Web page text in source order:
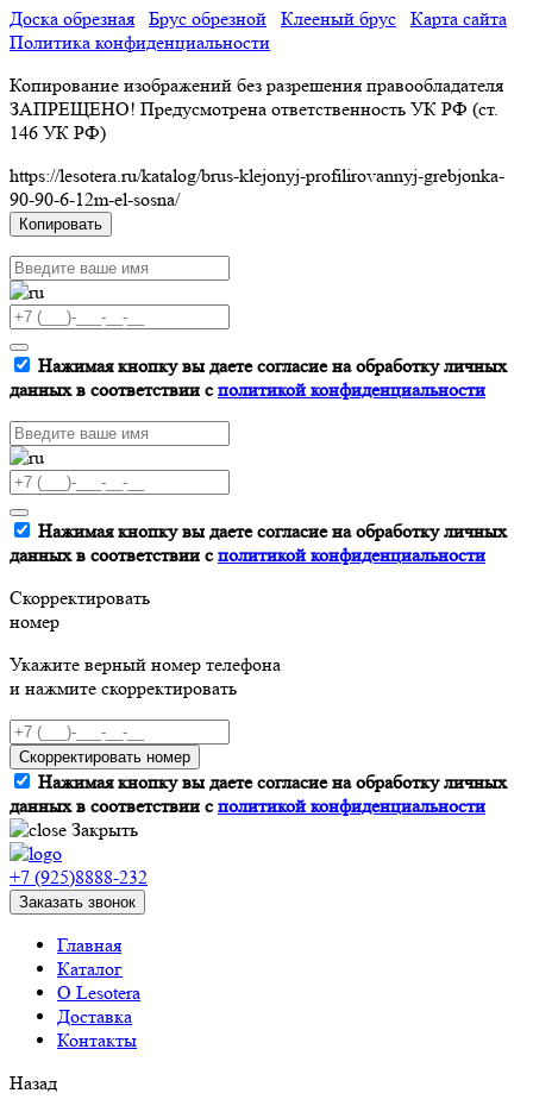
Доска обрезная
Брус обрезной Клееный брус
Карта сайта
Политика конфиденциальности
Копирование изображений без разрешения правообладателя
ЗАПРЕЩЕНО! Предусмотрена ответственность УК РФ (ст.
146 УК РФ)
https://lesotera.ru/katalog/brus-klejonyj-profilirovannyj-grebjonka-
90-90-6-12m-el-sosna/
Копировать
Нажимая кнопку вы даете согласие на обработку личных
данных в соответствии сполитикой конфиденциальности
Нажимая кнопку вы даете согласие на обработку личных
данных в соответствии сполитикой конфиденциальности
Скорректировать
номер
Укажите верный номер телефона
и нажмите скорректировать
Скорректировать номер
Нажимая кнопку вы даете согласие на обработку личных
данных в соответствии сполитикой конфиденциальности
Закрыть
+7 (925)8888-232
Заказать звонок
Главная
Каталог
О Lesotera
Доставка
Контакты
Назад